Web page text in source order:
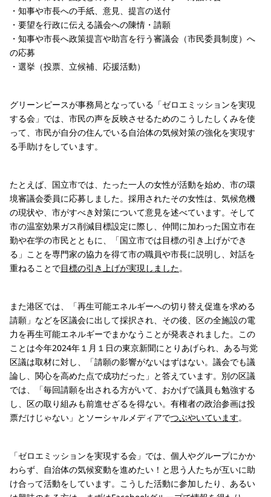
・知事や市長への手紙、意見、提言の送付
・要望を行政に伝える議会への陳情・請願
・知事や市長へ政策提言や助言を行う審議会（市民委員制度）へ
の応募
・選挙（投票、立候補、応援活動）
グリーンピースが事務局となっている「ゼロエミッションを実現
する会」では、市民の声を反映させるためのこうしたしくみを使
って、市民が自分の住んでいる自治体の気候対策の強化を実現す
る手助けをしています。
たとえば、国立市では、たった一人の女性が活動を始め、市の環
境審議会委員に応募しました。採用されたその女性は、気候危機
の現状や、市がすべき対策について意見を述べています。そして
市の温室効果ガス削減目標設定に際し、仲間に加わった国立市在
勤や在学の市民とともに、「国立市では目標の引き上げができ
る」ことを専門家の協力を得て市の職員や市長に説明し、対話を
重ねることで目標の引き上げが実現しました。
また港区では、「再生可能エネルギーへの切り替え促進を求める
請願」などを区議会に出して採択され、その後、区の全施設の電
力を再生可能エネルギーでまかなうことが発表されました。この
ことは今年2024年１月１日の東京新聞にとりあげられ、ある与党
区議は取材に対し、「請願の影響がないはずはない。議会でも議
論し、関心を高めた点で成功だった」と答えています。別の区議
では、「毎回請願を出される方がいて、おかげで議員も勉強する
し、区の取り組みも前進せざるを得ない。有権者の政治参画は投
票だけじゃない」とソーシャルメディアでつぶやいています。
「ゼロエミッションを実現する会」では、個人やグループにかか
わらず、自治体の気候変動を進めたい！と思う人たちが互いに助
け合って活動をしています。こうした活動に参加したり、あるい